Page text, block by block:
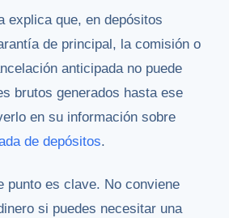
explica que, en depósitos
de principal, la comisión o
anticipada no puede
brutos generados hasta ese
en su información sobre
de depósitos.
punto es clave. No conviene
si puedes necesitar una